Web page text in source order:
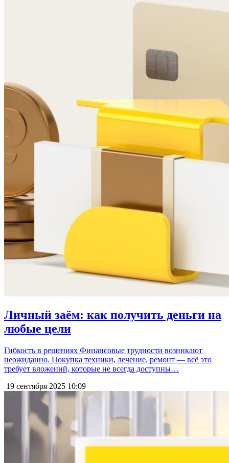
Личный заём: как получить деньги на
любые цели
Гибкость в решениях Финансовые трудности возникают
неожиданно. Покупка техники, лечение, ремонт — всё это
требует вложений, которые не всегда доступны…
19 сентября 2025 10:09